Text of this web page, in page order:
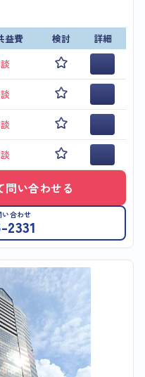
益費 検討
詳細
問い合わせる
い合わせ
2331